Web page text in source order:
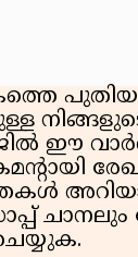
പുതിയ
ഈ